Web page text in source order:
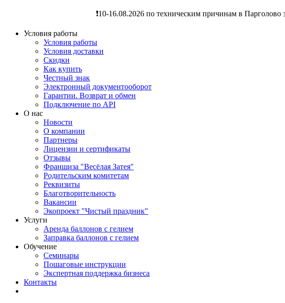
❗️10-16.08.2026 по техническим причинам в Парголово
Условия работы
Условия работы
Условия доставки
Скидки
Как купить
Честный знак
Электронный документооборот
Гарантии. Возврат и обмен
Подключение по API
О нас
Новости
О компании
Партнеры
Лицензии и сертификаты
Отзывы
Франшиза "Весёлая Затея"
Родительским комитетам
Реквизиты
Благотворительность
Вакансии
Экопроект "Чистый праздник"
Услуги
Аренда баллонов с гелием
Заправка баллонов с гелием
Обучение
Семинары
Пошаговые инструкции
Экспертная поддержка бизнеса
Контакты